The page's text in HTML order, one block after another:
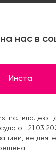
нас в
Инста
Inc.,
от
ее